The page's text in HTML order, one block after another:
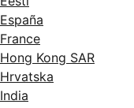
España
France
Hong Kong SAR
Hrvatska
India